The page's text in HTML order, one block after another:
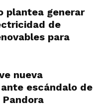
plantea generar
de
para
nueva
escándalo de
Pandora